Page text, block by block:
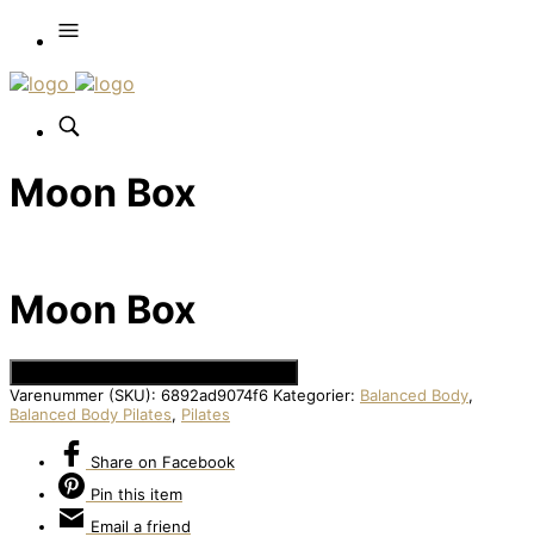
Moon Box
Moon Box
Varenummer (SKU): 6892ad9074f6 Kategorier: Balanced Body,
Balanced Body Pilates, Pilates
Share on Facebook
Pin this item
Email a friend